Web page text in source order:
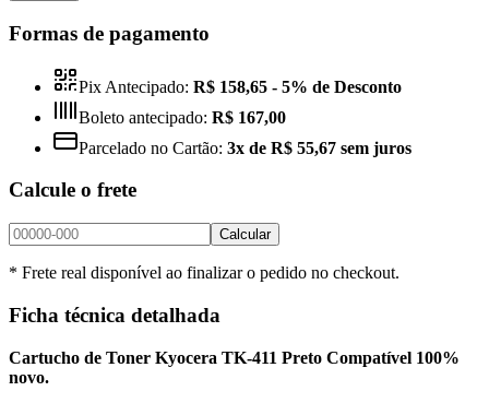
Formas de pagamento
Pix Antecipado: R$ 158,65 - 5% de Desconto
Boleto antecipado: R$ 167,00
Parcelado no Cartão: 3x de R$ 55,67 sem juros
Calcule o frete
Calcular
* Frete real disponível ao finalizar o pedido no checkout.
Ficha técnica detalhada
Cartucho de Toner Kyocera TK-411 Preto Compatível 100%
novo.